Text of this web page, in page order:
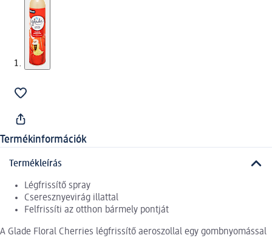
Termékinformációk
Termékleírás
Légfrissítő spray
Cseresznyevirág illattal
Felfrissíti az otthon bármely pontját
A Glade Floral Cherries légfrissítő aeroszollal egy gombnyomással